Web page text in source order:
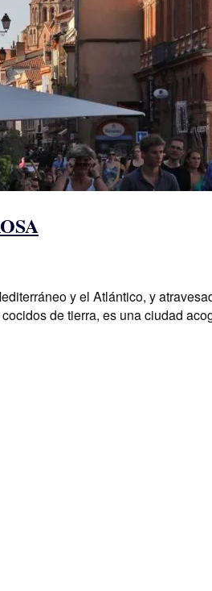
y el Atlántico, y
de tierra, es una ciudad